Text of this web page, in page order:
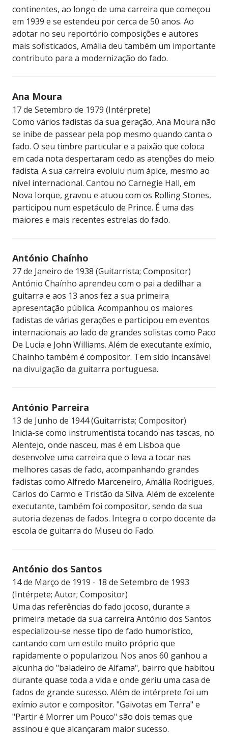
continentes, ao longo de uma carreira que começou
em 1939 e se estendeu por cerca de 50 anos. Ao
adotar no seu reportório composições e autores
mais sofisticados, Amália deu também um importante
contributo para a modernização do fado.
Ana Moura
17 de Setembro de 1979 (Intérprete)
Como vários fadistas da sua geração, Ana Moura não
se inibe de passear pela pop mesmo quando canta o
fado. O seu timbre particular e a paixão que coloca
em cada nota despertaram cedo as atenções do meio
fadista. A sua carreira evoluiu num ápice, mesmo ao
nível internacional. Cantou no Carnegie Hall, em
Nova Iorque, gravou e atuou com os Rolling Stones,
participou num espetáculo de Prince. É uma das
maiores e mais recentes estrelas do fado.
António Chaínho
27 de Janeiro de 1938 (Guitarrista; Compositor)
António Chaínho aprendeu com o pai a dedilhar a
guitarra e aos 13 anos fez a sua primeira
apresentação pública. Acompanhou os maiores
fadistas de várias gerações e participou em eventos
internacionais ao lado de grandes solistas como Paco
De Lucia e John Williams. Além de executante exímio,
Chaínho também é compositor. Tem sido incansável
na divulgação da guitarra portuguesa.
António Parreira
13 de Junho de 1944 (Guitarrista; Compositor)
Inicia-se como instrumentista tocando nas tascas, no
Alentejo, onde nasceu, mas é em Lisboa que
desenvolve uma carreira que o leva a tocar nas
melhores casas de fado, acompanhando grandes
fadistas como Alfredo Marceneiro, Amália Rodrigues,
Carlos do Carmo e Tristão da Silva. Além de excelente
executante, também foi compositor, sendo da sua
autoria dezenas de fados. Integra o corpo docente da
escola de guitarra do Museu do Fado.
António dos Santos
14 de Março de 1919 - 18 de Setembro de 1993
(Intérpete; Autor; Compositor)
Uma das referências do fado jocoso, durante a
primeira metade da sua carreira António dos Santos
especializou-se nesse tipo de fado humorístico,
cantando com um estilo muito próprio que
rapidamente o popularizou. Nos anos 60 ganhou a
alcunha do "baladeiro de Alfama", bairro que habitou
durante quase toda a vida e onde geriu uma casa de
fados de grande sucesso. Além de intérprete foi um
exímio autor e compositor. "Gaivotas em Terra" e
"Partir é Morrer um Pouco" são dois temas que
assinou e que alcançaram maior sucesso.